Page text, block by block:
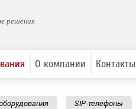
решения
О компании Контакты
SIP-телефоны